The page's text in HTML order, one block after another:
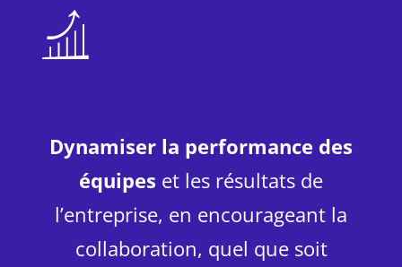
Dynamiser la performance des
équipes et les résultats de
l’entreprise, en encourageant la
collaboration, quel que soit